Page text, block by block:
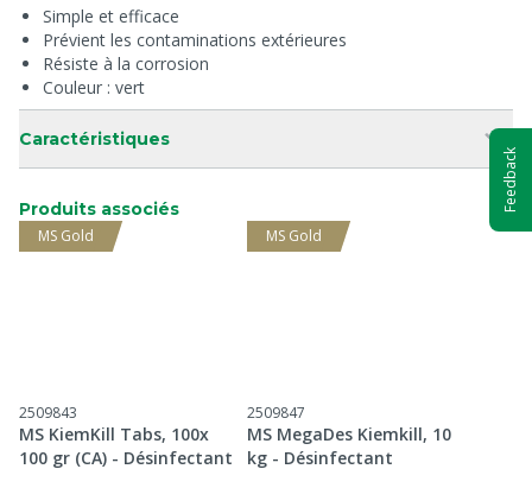
Simple et efficace
Prévient les contaminations extérieures
Résiste à la corrosion
Couleur : vert
Caractéristiques
Produits associés
MS Gold
2509843
MS KiemKill Tabs, 100x
100 gr (CA) - Désinfectant
MS Gold
2509847
MS MegaDes Kiemkill, 10
kg - Désinfectant
Feedback